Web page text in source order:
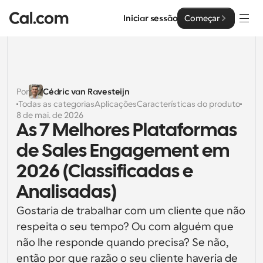
Iniciar sessão Começar
Soluções
Por tamanho da equipa
Para Indivíduos
Para Equipas
Agendamento colaborativo para grupos
Para Organizações
Equipas maiores que agendam para um maior controlo
e segurança
Para Empresas
Empresa
Desenvolvedor
Documentação do Desenvolvedor
Documentação para a plataforma Cal.com
Recursos
Tipo de Letra: Cal Sans UI & Text
O nosso próprio tipo de letra variável para o design de
Cal.ai
Por
Cédric van Ravesteijn
Todas as categoriasAplicaçõesCaracterísticas do produto
8 de mai. de 2026
As 7 Melhores Plataformas
de Sales Engagement em
2026 (Classificadas e
Analisadas)
Gostaria de trabalhar com um cliente que não
respeita o seu tempo? Ou com alguém que
não lhe responde quando precisa? Se não,
então por que razão o seu cliente haveria de